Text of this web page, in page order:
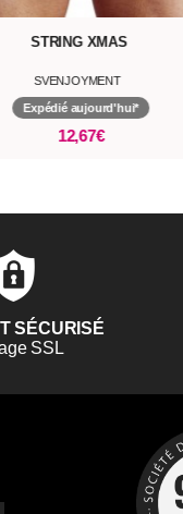
JUPE GLADIATEUR
SVENJOYMENT
Expédié aujourd'hui*
54,90€
SÉCURISÉ
SSL